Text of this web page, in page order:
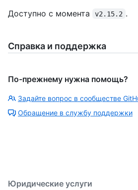
Доступно с момента
v2.15.2 .
Справка и поддержка
По-прежнему нужна помощь?
Задайте вопрос в сообществе
Обращение в службу поддержки
Юридические услуги